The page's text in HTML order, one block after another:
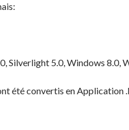
Silverlight 5.0, Windows 8.0,
été convertis en Application